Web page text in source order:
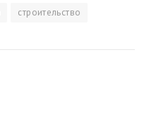
строительство